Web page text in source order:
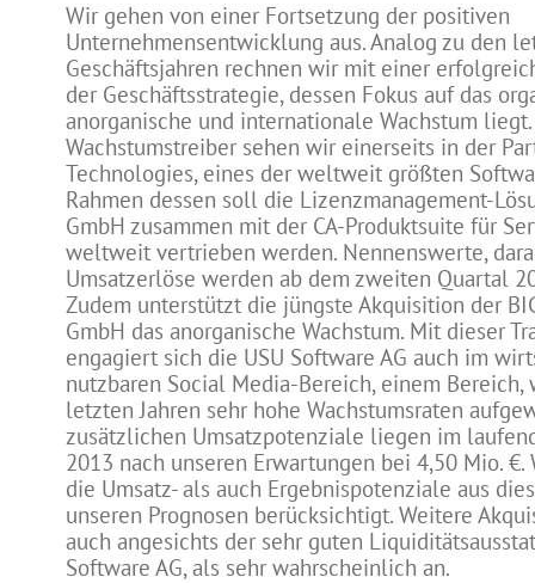
Wir gehen von einer Fortsetzung der positiven
Unternehmensentwicklung aus. Analog zu den
Geschäftsjahren rechnen wir mit einer
der Geschäftsstrategie, dessen Fokus auf das
anorganische und internationale Wachstum
Wachstumstreiber sehen wir einerseits in der
Technologies, eines der weltweit größten
Rahmen dessen soll die Lizenzmanagement-
GmbH zusammen mit der CA-Produktsuite für
weltweit vertrieben werden. Nennenswerte,
Umsatzerlöse werden ab dem zweiten Quartal
Zudem unterstützt die jüngste Akquisition der
GmbH das anorganische Wachstum. Mit dieser
engagiert sich die USU Software AG auch im
nutzbaren Social Media-Bereich, einem
letzten Jahren sehr hohe Wachstumsraten
zusätzlichen Umsatzpotenziale liegen im
2013 nach unseren Erwartungen bei 4,50 Mio.
die Umsatz- als auch Ergebnispotenziale aus
unseren Prognosen berücksichtigt. Weitere
auch angesichts der sehr guten
Software AG, als sehr wahrscheinlich an.